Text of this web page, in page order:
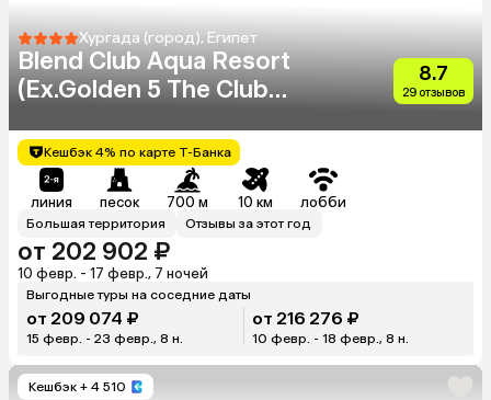
Хургада (город), Египет
Blend Club Aqua Resort
(Ex.Golden 5 The Club
8.7
29 отзывов
Кешбэк 4% по карте Т-Банка
линия песок 700 м 10 км лобби
Большая территория Отзывы за этот год
от 202 902 ₽
10 февр. - 17 февр., 7 ночей
Выгодные туры на соседние даты
от 209 074 ₽
15 февр. - 23 февр., 8 н.
от 216 276 ₽
10 февр. - 18 февр., 8 н.
Кешбэк + 4 510